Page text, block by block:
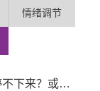
情绪调节
手机一刷起来就停不下来？或许是缺少一点小技巧